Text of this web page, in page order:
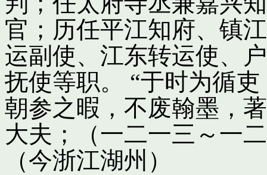
官；历任平江知府、镇
运副使、江东转运使、
抚使等职。 “于时为循
朝参之暇，不废翰墨，
大夫；（一二一三～一
（今浙江湖州）